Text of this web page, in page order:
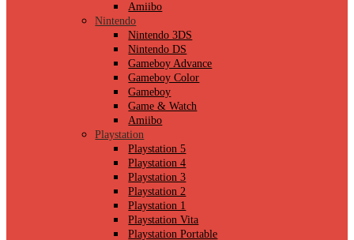
Amiibo
Nintendo
Nintendo 3DS
Nintendo DS
Gameboy Advance
Gameboy Color
Gameboy
Game & Watch
Amiibo
Playstation
Playstation 5
Playstation 4
Playstation 3
Playstation 2
Playstation 1
Playstation Vita
Playstation Portable